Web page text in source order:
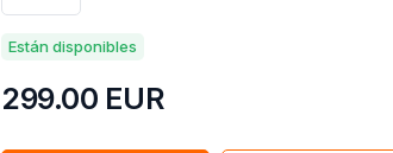
Están disponibles
299.00 EUR